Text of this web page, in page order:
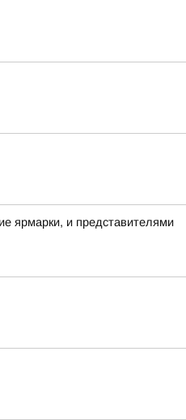
ярмарки, и представителями